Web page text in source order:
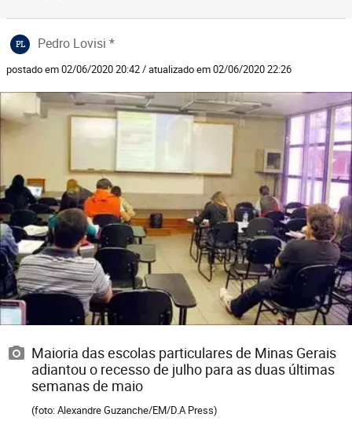
PL Pedro Lovisi *
postado em 02/06/2020 20:42 / atualizado em 02/06/2020 22:26
Maioria das escolas particulares de Minas Gerais
adiantou o recesso de julho para as duas últimas
semanas de maio
(foto: Alexandre Guzanche/EM/D.A Press)